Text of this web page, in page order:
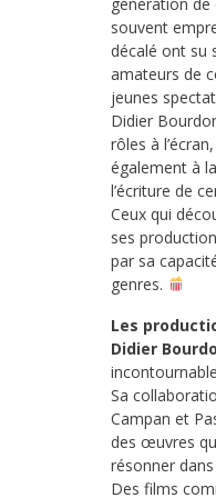
souvent
décalé ont su
amateurs de
jeunes
Didier
rôles à
également à
l’écriture de
Ceux qui
ses
par sa
genres.
Les
Didier
Sa
Campan et
des œuvres
résonner
Des films